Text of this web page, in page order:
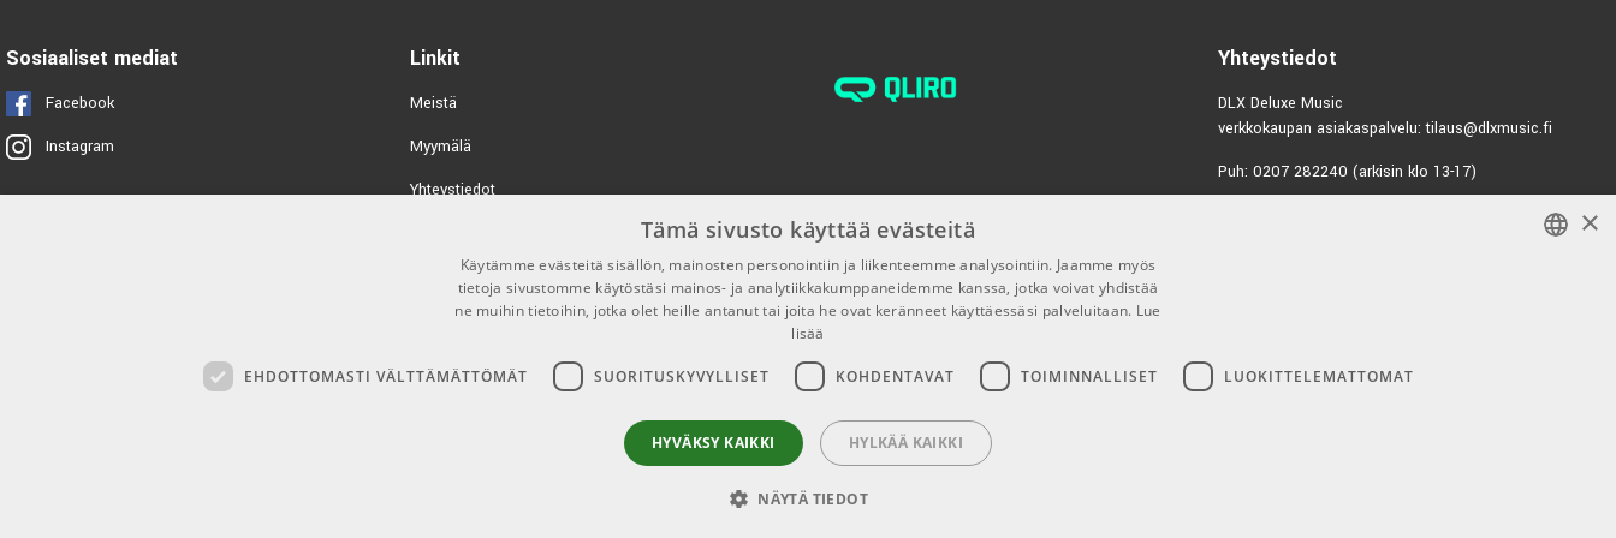
TUOTENUMERO 1077939
Sosiaaliset mediat
Facebook
Instagram
Linkit
Meistä
Myymälä
Yhteystiedot
Toimitusehdot
Yhteystiedot
DLX Deluxe Music
verkkokaupan asiakaspalvelu: tilaus@dlxmusic.fi
Puh: 0207 282240 (arkisin klo 13-17)
×
Tämä sivusto käyttää evästeitä
Käytämme evästeitä sisällön, mainosten personointiin ja liikenteemme analysointiin. Jaamme myös
tietoja sivustomme käytöstäsi mainos- ja analytiikkakumppaneidemme kanssa, jotka voivat yhdistää
ne muihin tietoihin, jotka olet heille antanut tai joita he ovat keränneet käyttäessäsi palveluitaan. Lue
lisää
EHDOTTOMASTI VÄLTTÄMÄTTÖMÄT SUORITUSKYVYLLISET KOHDENTAVAT TOIMINNALLISET LUOKITTELEMATTOMAT
HYVÄKSY KAIKKI HYLKÄÄ KAIKKI
NÄYTÄ TIEDOT